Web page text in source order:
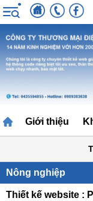
Giới thiệu
Nông nghiệp
Thiết kế website :